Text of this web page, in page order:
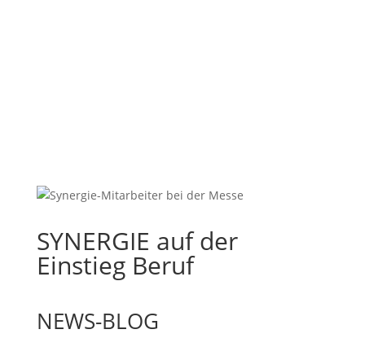
SYNERGIE auf der
Einstieg Beruf
NEWS-BLOG